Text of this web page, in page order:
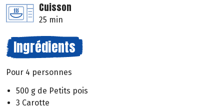
Cuisson
25 min
Ingrédients
Pour 4 personnes
500 g de Petits pois
3 Carotte